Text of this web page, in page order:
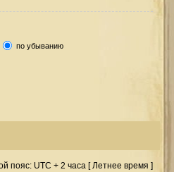
по убыванию
пояс: UTC + 2 часа [ Летнее время ]